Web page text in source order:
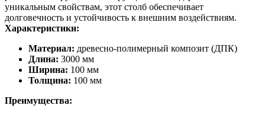
уникальным свойствам, этот столб обеспечивает
долговечность и устойчивость к внешним воздействиям.
Характеристики:
Материал: древесно-полимерный композит (ДПК)
Длина: 3000 мм
Ширина: 100 мм
Толщина: 100 мм
Преимущества: